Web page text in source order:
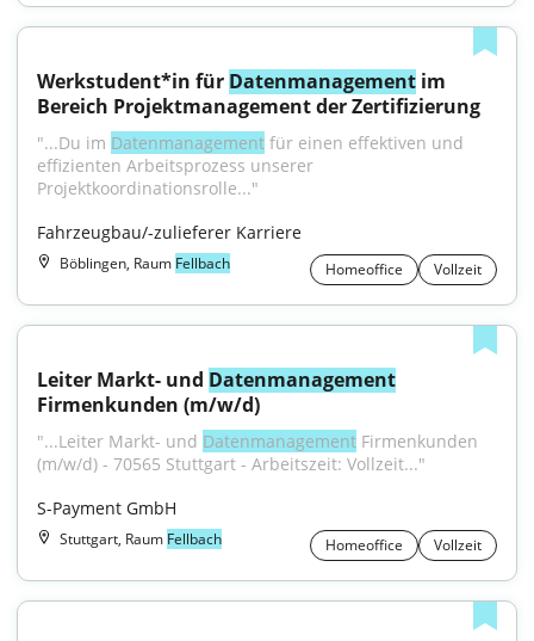
Werkstudent*in für Datenmanagement im
Bereich Projektmanagement der Zertifizierung
"...Du im Datenmanagement für einen effektiven und
effizienten Arbeitsprozess unserer
Projektkoordinationsrolle..."
Fahrzeugbau/-zulieferer Karriere
Böblingen, Raum Fellbach Homeoffice Vollzeit
Leiter Markt- und Datenmanagement
Firmenkunden (m/w/d)
"...Leiter Markt- und Datenmanagement Firmenkunden
(m/w/d) - 70565 Stuttgart - Arbeitszeit: Vollzeit..."
S-Payment GmbH
Stuttgart, Raum Fellbach Homeoffice Vollzeit